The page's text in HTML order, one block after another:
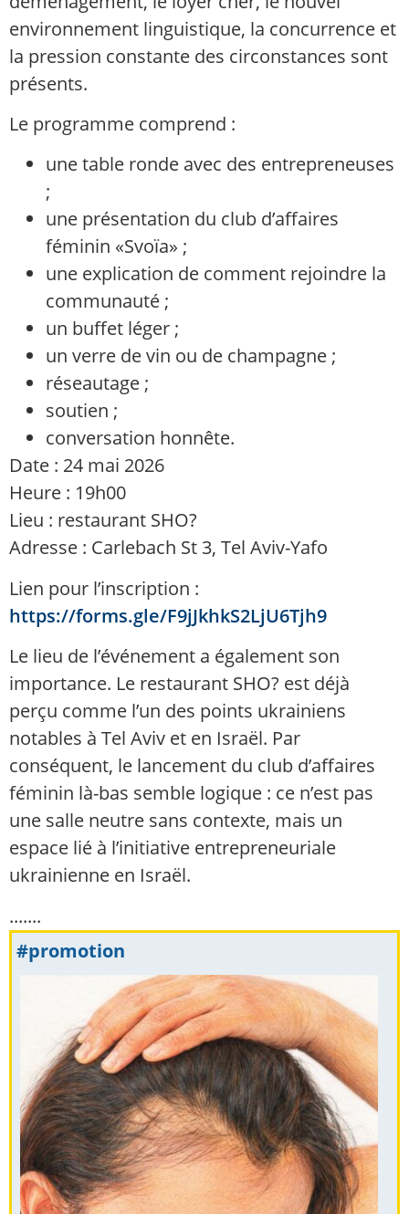
environnement linguistique, la concurrence et
la pression constante des circonstances sont
présents.
Le programme comprend :
une table ronde avec des entrepreneuses
;
une présentation du club d’affaires
féminin «Svoïa» ;
une explication de comment rejoindre la
communauté ;
un buffet léger ;
un verre de vin ou de champagne ;
réseautage ;
soutien ;
conversation honnête.
Date : 24 mai 2026
Heure : 19h00
Lieu : restaurant SHO?
Adresse : Carlebach St 3, Tel Aviv-Yafo
Lien pour l’inscription :
https://forms.gle/F9jJkhkS2LjU6Tjh9
Le lieu de l’événement a également son
importance. Le restaurant SHO? est déjà
perçu comme l’un des points ukrainiens
notables à Tel Aviv et en Israël. Par
conséquent, le lancement du club d’affaires
féminin là-bas semble logique : ce n’est pas
une salle neutre sans contexte, mais un
espace lié à l’initiative entrepreneuriale
ukrainienne en Israël.
.......
#promotion